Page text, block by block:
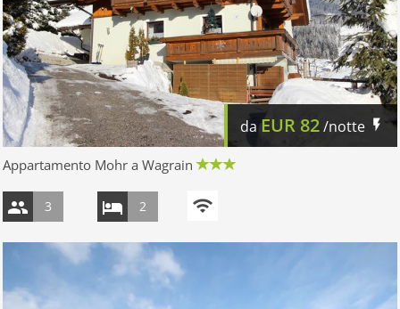
daEUR 82/notte
Appartamento Mohr a Wagrain
3 2